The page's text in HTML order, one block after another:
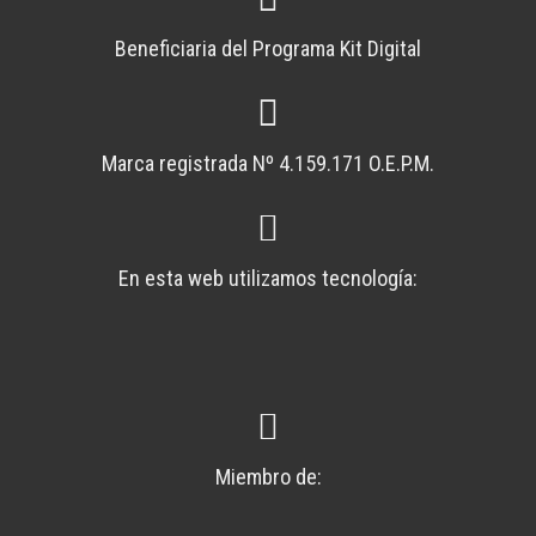
Beneficiaria del Programa Kit Digital
Marca registrada Nº 4.159.171 O.E.P.M.
En esta web utilizamos tecnología:
Miembro de: